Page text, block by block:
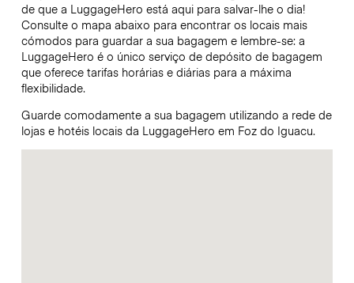
de que a LuggageHero está aqui para salvar-lhe o dia!
Consulte o mapa abaixo para encontrar os locais mais
cómodos para guardar a sua bagagem e lembre-se: a
LuggageHero é o único serviço de depósito de bagagem
que oferece tarifas horárias e diárias para a máxima
flexibilidade.
Guarde comodamente a sua bagagem utilizando a rede de
lojas e hotéis locais da LuggageHero em Foz do Iguacu.